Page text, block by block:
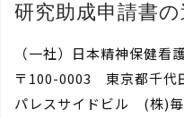
研究助成申請書
（一社）日本精神保健看
〒100-0003 東京都千代
パレスサイドビル (株)